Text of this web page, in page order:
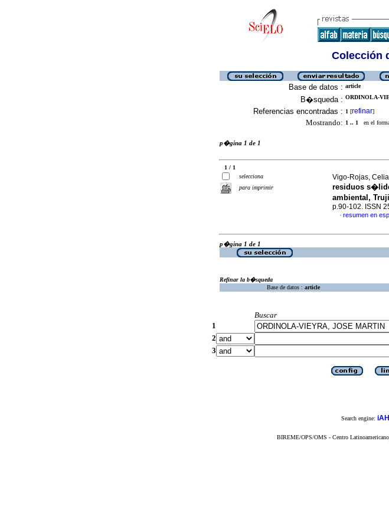
Colección
Base de datos : article
B�squeda : ORDINOLA-
Referencias encontradas : 1 [refinar]
Mostrando: 1 .. 1 en el
p�gina 1 de 1
1 / 1
selecciona
para imprimir
Vigo-Rojas,
residuos
ambiental,
p.90-102. ISSN
· resumen en
p�gina 1 de 1
Refinar la b�squeda
Base de datos : article
Buscar
1
2
3
Search engine: iAH
BIREME/OPS/OMS - Centro